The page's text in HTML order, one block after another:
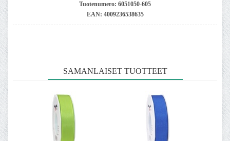
Tuotenumero: 6051050-605
EAN: 4009236538635
SAMANLAISET TUOTTEET